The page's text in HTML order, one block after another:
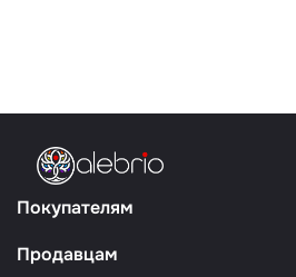
Покупателям
Продавцам